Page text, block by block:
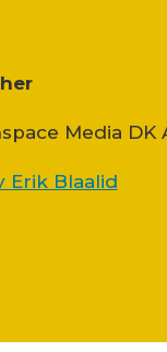
Media DK
Erik Blaalid